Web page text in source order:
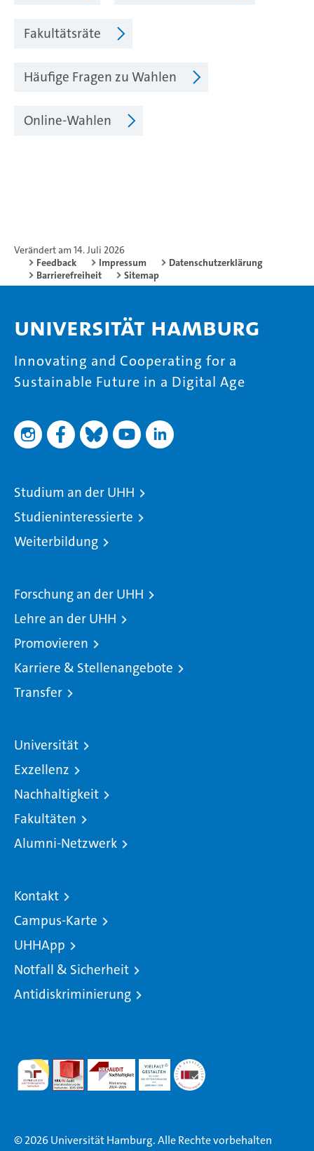
Fakultätsräte
Häufige Fragen zu Wahlen
Online-Wahlen
Verändert am 14. Juli 2026
Feedback
Impressum
Datenschutzerklärung
Barrierefreiheit
Sitemap
Universität Hamburg
Innovating and Cooperating for a
Sustainable Future in a Digital Age
Studium an der UHH
Studieninteressierte
Weiterbildung
Forschung an der UHH
Lehre an der UHH
Promovieren
Karriere & Stellenangebote
Transfer
Universität
Exzellenz
Nachhaltigkeit
Fakultäten
Alumni-Netzwerk
Kontakt
Campus-Karte
UHHApp
Notfall & Sicherheit
Antidiskriminierung
© 2026 Universität Hamburg. Alle Rechte vorbehalten